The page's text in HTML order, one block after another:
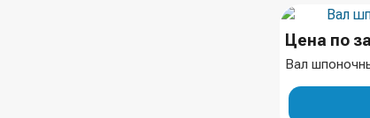
Цена по
Вал